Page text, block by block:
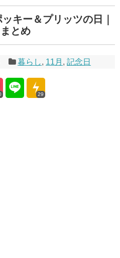
キー＆プリッツの日｜
とめ
暮らし, 11月 ,記念日
29